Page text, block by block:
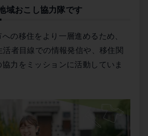
域おこし協力隊です
の移住をより一層進めるため、
者目線での情報発信や、移住関
力をミッションに活動していま
民ライター